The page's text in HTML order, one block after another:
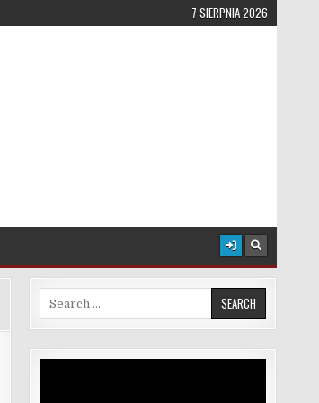
7 SIERPNIA 2026
Search for: